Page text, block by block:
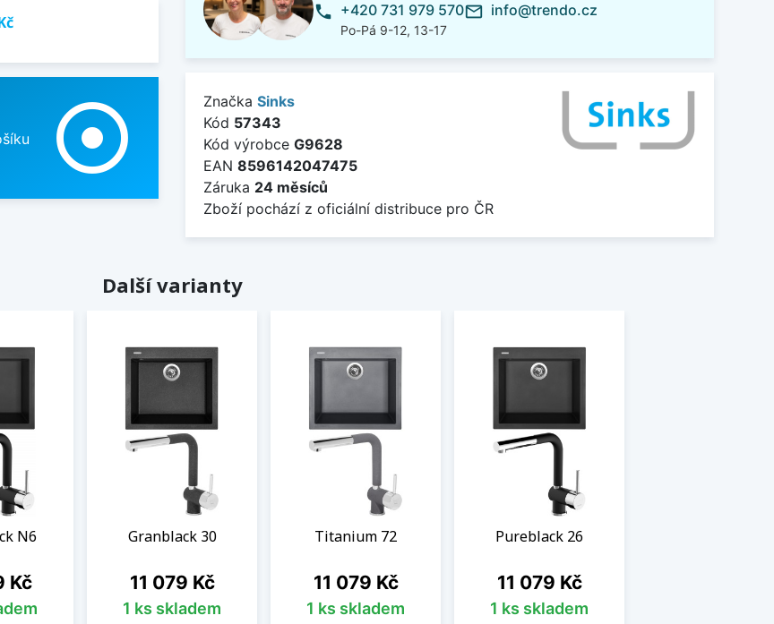
adjust
phone +420 731 979 570
Po-Pá 9-12, 13-17
mail_outline info@trendo.cz
Značka Sinks
Kód 57343
Kód výrobce G9628
EAN 8596142047475
Záruka 24 měsíců
Zboží pochází z oficiální distribuce pro ČR
Další varianty
N6
Kč
Granblack 30
Cena
11 079 Kč
1 ks skladem
Titanium 72
Cena
11 079 Kč
1 ks skladem
Pureblack 26
Cena
11 079 Kč
1 ks skladem